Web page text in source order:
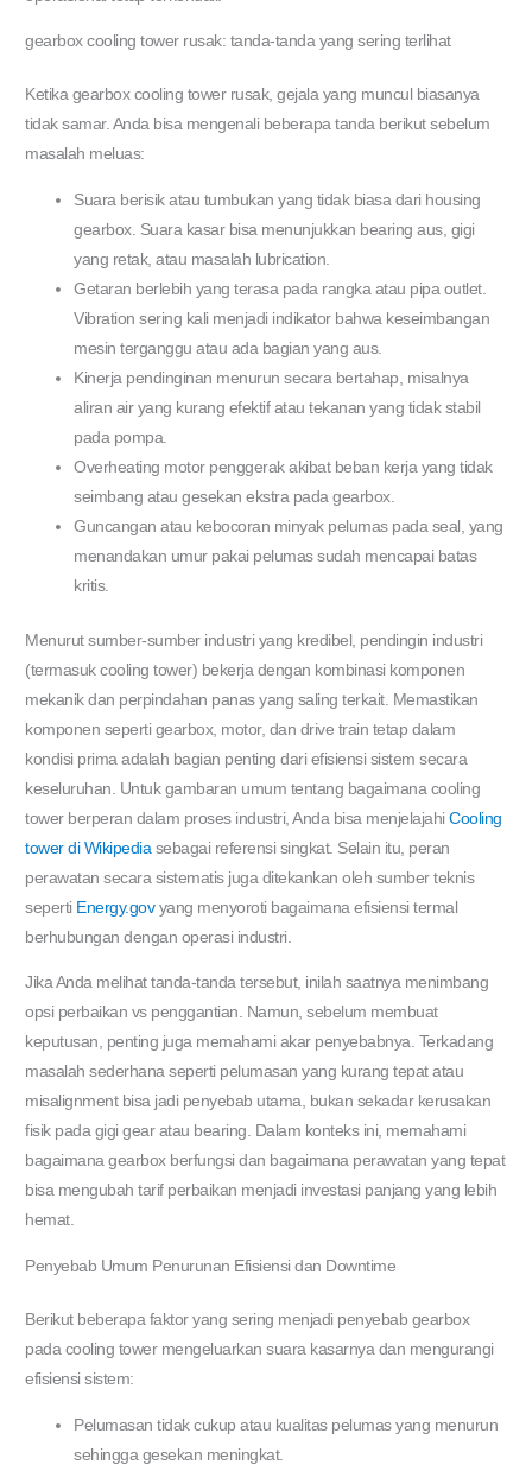
gearbox cooling tower rusak: tanda-tanda yang sering terlihat
Ketika gearbox cooling tower rusak, gejala yang muncul biasanya
tidak samar. Anda bisa mengenali beberapa tanda berikut sebelum
masalah meluas:
Suara berisik atau tumbukan yang tidak biasa dari housing
gearbox. Suara kasar bisa menunjukkan bearing aus, gigi
yang retak, atau masalah lubrication.
Getaran berlebih yang terasa pada rangka atau pipa outlet.
Vibration sering kali menjadi indikator bahwa keseimbangan
mesin terganggu atau ada bagian yang aus.
Kinerja pendinginan menurun secara bertahap, misalnya
aliran air yang kurang efektif atau tekanan yang tidak stabil
pada pompa.
Overheating motor penggerak akibat beban kerja yang tidak
seimbang atau gesekan ekstra pada gearbox.
Guncangan atau kebocoran minyak pelumas pada seal, yang
menandakan umur pakai pelumas sudah mencapai batas
kritis.
Menurut sumber-sumber industri yang kredibel, pendingin industri
(termasuk cooling tower) bekerja dengan kombinasi komponen
mekanik dan perpindahan panas yang saling terkait. Memastikan
komponen seperti gearbox, motor, dan drive train tetap dalam
kondisi prima adalah bagian penting dari efisiensi sistem secara
keseluruhan. Untuk gambaran umum tentang bagaimana cooling
tower berperan dalam proses industri, Anda bisa menjelajahiCooling
tower di Wikipedia sebagai referensi singkat. Selain itu, peran
perawatan secara sistematis juga ditekankan oleh sumber teknis
seperti Energy.govyang menyoroti bagaimana efisiensi termal
berhubungan dengan operasi industri.
Jika Anda melihat tanda-tanda tersebut, inilah saatnya menimbang
opsi perbaikan vs penggantian. Namun, sebelum membuat
keputusan, penting juga memahami akar penyebabnya. Terkadang
masalah sederhana seperti pelumasan yang kurang tepat atau
misalignment bisa jadi penyebab utama, bukan sekadar kerusakan
fisik pada gigi gear atau bearing. Dalam konteks ini, memahami
bagaimana gearbox berfungsi dan bagaimana perawatan yang tepat
bisa mengubah tarif perbaikan menjadi investasi panjang yang lebih
hemat.
Penyebab Umum Penurunan Efisiensi dan Downtime
Berikut beberapa faktor yang sering menjadi penyebab gearbox
pada cooling tower mengeluarkan suara kasarnya dan mengurangi
efisiensi sistem:
Pelumasan tidak cukup atau kualitas pelumas yang menurun
sehingga gesekan meningkat.